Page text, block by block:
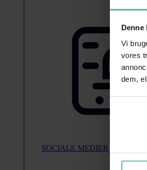
Denne
Vi
vores
dem,
SOCIALE MEDIER